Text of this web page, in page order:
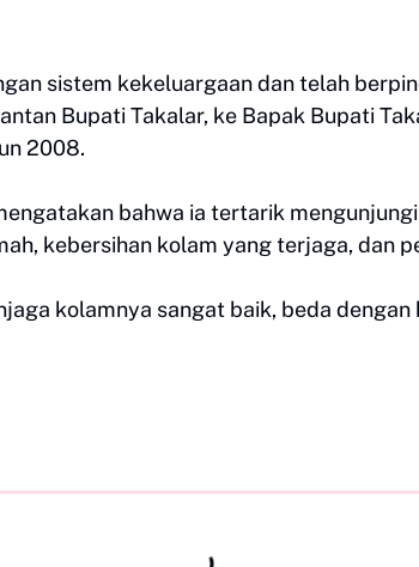
sistem kekeluargaan dan telah
Bupati Takalar, ke Bapak Bupati
2008.
bahwa ia tertarik
kebersihan kolam yang terjaga, dan
kolamnya sangat baik, beda